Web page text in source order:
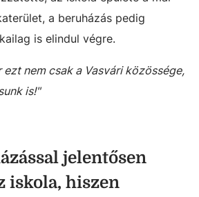
a beruházás pedig
is elindul végre.
nem csak a Vasvári közössége,
is!"
jelentősen
iskola, hiszen